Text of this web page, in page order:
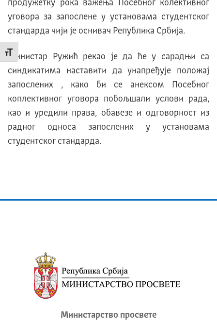
Промени величину слова
продужетку рока важења Посебног колективног
уговора за запослене у установама студентског
стандарда чији је оснивач Република Србија.
Министар Ружић рекао је да ће у сарадњи са
синдикатима наставити да унапређује положај
запослених , како би се анексом Посебног
коплективног уговора побољшали услови рада,
као и уредили права, обавезе и одговорност из
радног односа запослених у установама
студентског стандарда.
Министарство просвете